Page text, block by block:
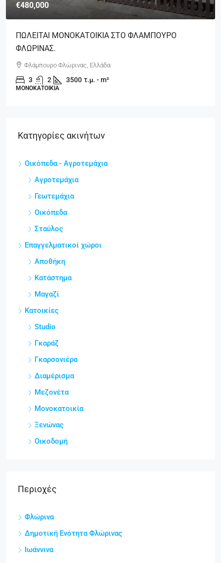
€480,000
ΠΩΛΕΙΤΑΙ ΜΟΝΟΚΑΤΟΙΚΙΑ ΣΤΟ ΦΛΑΜΠΟΥΡΟ
ΦΛΩΡΙΝΑΣ.
Φλάμπουρο Φλώρινας, Ελλάδα
3 2 3500 τ.μ. - m²
ΜΟΝΟΚΑΤΟΙΚΊΑ
Κατηγορίες ακινήτων
Οικόπεδα - Αγροτεμάχια
Αγροτεμάχια
Γεωτεμάχια
Οικόπεδα
Σταύλος
Επαγγελματικοί χώροι
Αποθήκη
Κατάστημα
Μαγαζί
Κατοικίες
Studio
Γκαράζ
Γκαρσονιέρα
Διαμέρισμα
Μεζονέτα
Μονοκατοικία
Ξενώνας
Οικοδομή
Περιοχές
Φλώρινα
Δημοτική Ενότητα Φλώρινας
Ιωάννινα